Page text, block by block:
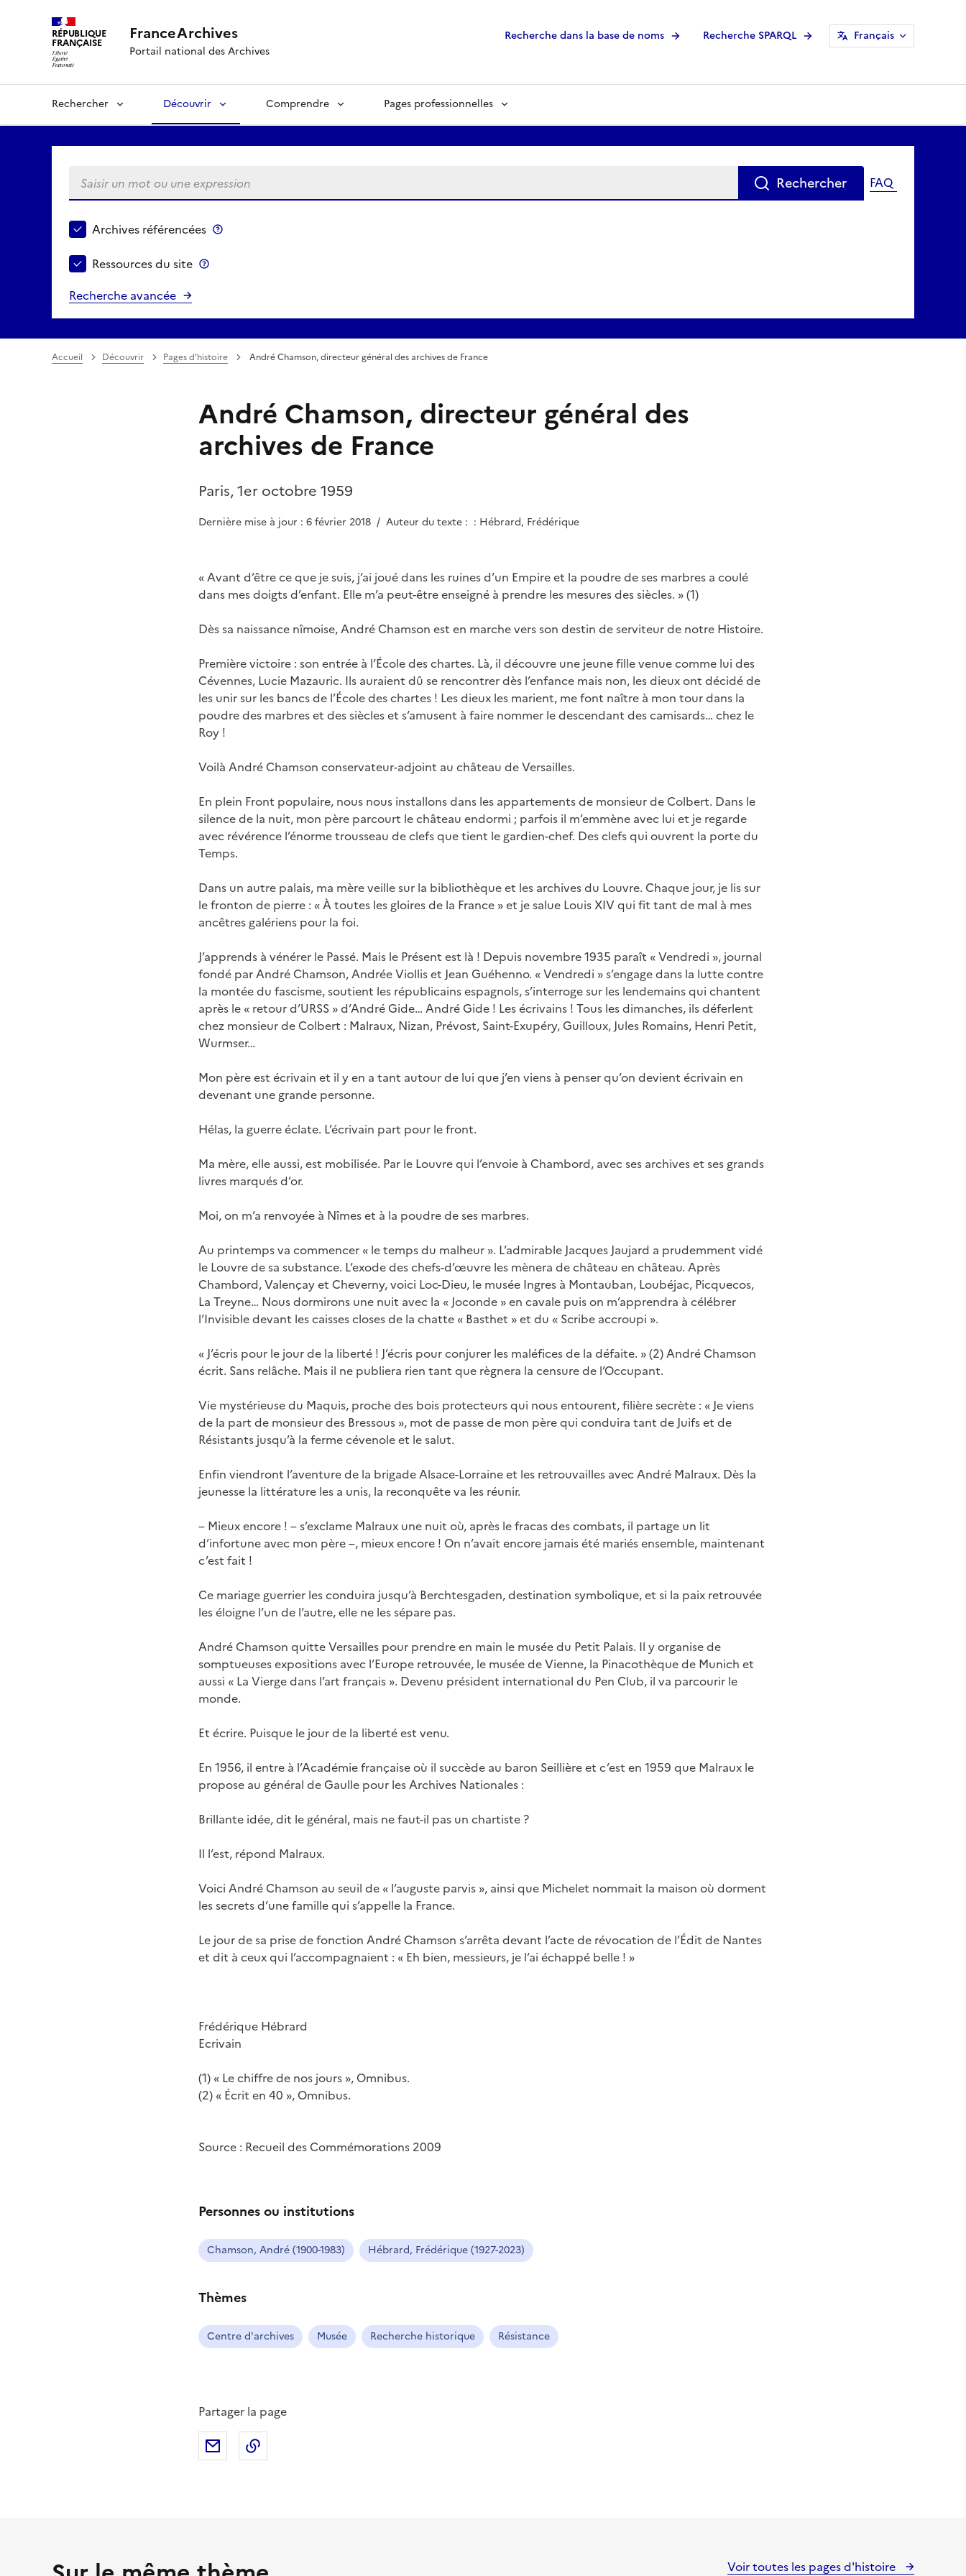
RÉPUBLIQUE
FRANÇAISE FranceArchives
Portail national des Archives
Recherche dans la base de noms Recherche SPARQL Français
Rechercher Découvrir Comprendre Pages professionnelles
Rechercher FAQ
Choisir le périmètre de recherche
Archives référencées
Ressources du site
Recherche avancée
Accueil Découvrir Pages d'histoire André Chamson, directeur général des archives de France
André Chamson, directeur général des
archives de France
Paris, 1er octobre 1959
Dernière mise à jour : 6 février 2018 / Auteur du texte : : Hébrard, Frédérique
« Avant d’être ce que je suis, j’ai joué dans les ruines d’un Empire et la poudre de ses marbres a coulé
dans mes doigts d’enfant. Elle m’a peut-être enseigné à prendre les mesures des siècles. » (1)
Dès sa naissance nîmoise, André Chamson est en marche vers son destin de serviteur de notre Histoire.
Première victoire : son entrée à l’École des chartes. Là, il découvre une jeune fille venue comme lui des
Cévennes, Lucie Mazauric. Ils auraient dû se rencontrer dès l’enfance mais non, les dieux ont décidé de
les unir sur les bancs de l’École des chartes ! Les dieux les marient, me font naître à mon tour dans la
poudre des marbres et des siècles et s’amusent à faire nommer le descendant des camisards… chez le
Roy !
Voilà André Chamson conservateur-adjoint au château de Versailles.
En plein Front populaire, nous nous installons dans les appartements de monsieur de Colbert. Dans le
silence de la nuit, mon père parcourt le château endormi ; parfois il m’emmène avec lui et je regarde
avec révérence l’énorme trousseau de clefs que tient le gardien-chef. Des clefs qui ouvrent la porte du
Temps.
Dans un autre palais, ma mère veille sur la bibliothèque et les archives du Louvre. Chaque jour, je lis sur
le fronton de pierre : « À toutes les gloires de la France » et je salue Louis XIV qui fit tant de mal à mes
ancêtres galériens pour la foi.
J’apprends à vénérer le Passé. Mais le Présent est là ! Depuis novembre 1935 paraît « Vendredi », journal
fondé par André Chamson, Andrée Viollis et Jean Guéhenno. « Vendredi » s’engage dans la lutte contre
la montée du fascisme, soutient les républicains espagnols, s’interroge sur les lendemains qui chantent
après le « retour d’URSS » d’André Gide… André Gide ! Les écrivains ! Tous les dimanches, ils déferlent
chez monsieur de Colbert : Malraux, Nizan, Prévost, Saint-Exupéry, Guilloux, Jules Romains, Henri Petit,
Wurmser…
Mon père est écrivain et il y en a tant autour de lui que j’en viens à penser qu’on devient écrivain en
devenant une grande personne.
Hélas, la guerre éclate. L’écrivain part pour le front.
Ma mère, elle aussi, est mobilisée. Par le Louvre qui l’envoie à Chambord, avec ses archives et ses grands
livres marqués d’or.
Moi, on m’a renvoyée à Nîmes et à la poudre de ses marbres.
Au printemps va commencer « le temps du malheur ». L’admirable Jacques Jaujard a prudemment vidé
le Louvre de sa substance. L’exode des chefs-d’œuvre les mènera de château en château. Après
Chambord, Valençay et Cheverny, voici Loc-Dieu, le musée Ingres à Montauban, Loubéjac, Picquecos,
La Treyne… Nous dormirons une nuit avec la « Joconde » en cavale puis on m’apprendra à célébrer
l’Invisible devant les caisses closes de la chatte « Basthet » et du « Scribe accroupi ».
« J’écris pour le jour de la liberté ! J’écris pour conjurer les maléfices de la défaite. » (2) André Chamson
écrit. Sans relâche. Mais il ne publiera rien tant que règnera la censure de l’Occupant.
Vie mystérieuse du Maquis, proche des bois protecteurs qui nous entourent, filière secrète : « Je viens
de la part de monsieur des Bressous », mot de passe de mon père qui conduira tant de Juifs et de
Résistants jusqu’à la ferme cévenole et le salut.
Enfin viendront l’aventure de la brigade Alsace-Lorraine et les retrouvailles avec André Malraux. Dès la
jeunesse la littérature les a unis, la reconquête va les réunir.
– Mieux encore ! – s’exclame Malraux une nuit où, après le fracas des combats, il partage un lit
d’infortune avec mon père –, mieux encore ! On n’avait encore jamais été mariés ensemble, maintenant
c’est fait !
Ce mariage guerrier les conduira jusqu’à Berchtesgaden, destination symbolique, et si la paix retrouvée
les éloigne l’un de l’autre, elle ne les sépare pas.
André Chamson quitte Versailles pour prendre en main le musée du Petit Palais. Il y organise de
somptueuses expositions avec l’Europe retrouvée, le musée de Vienne, la Pinacothèque de Munich et
aussi « La Vierge dans l’art français ». Devenu président international du Pen Club, il va parcourir le
monde.
Et écrire. Puisque le jour de la liberté est venu.
En 1956, il entre à l’Académie française où il succède au baron Seillière et c’est en 1959 que Malraux le
propose au général de Gaulle pour les Archives Nationales :
Brillante idée, dit le général, mais ne faut-il pas un chartiste ?
Il l’est, répond Malraux.
Voici André Chamson au seuil de « l’auguste parvis », ainsi que Michelet nommait la maison où dorment
les secrets d’une famille qui s’appelle la France.
Le jour de sa prise de fonction André Chamson s’arrêta devant l’acte de révocation de l’Édit de Nantes
et dit à ceux qui l’accompagnaient : « Eh bien, messieurs, je l’ai échappé belle ! »
Frédérique Hébrard
Ecrivain
(1) « Le chiffre de nos jours », Omnibus.
(2) « Écrit en 40 », Omnibus.
Source : Recueil des Commémorations 2009
Personnes ou institutions
Chamson, André (1900-1983) Hébrard, Frédérique (1927-2023)
Thèmes
Centre d'archives Musée Recherche historique Résistance
Partager la page
Partager par mail
Voir toutes les pages d'histoire